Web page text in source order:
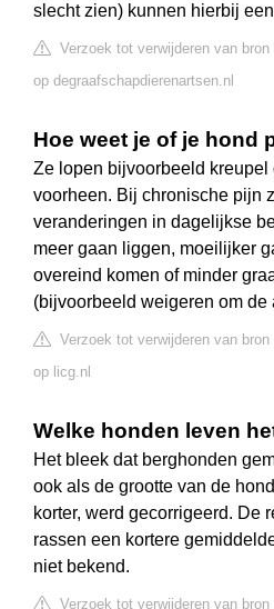
slecht zien) kunnen hierbij
Verzoek tot verwijderen van bron
op degraafschapdierenartsen.nl
Hoe weet je of je hond
Ze lopen bijvoorbeeld kreupel
voorheen. Bij chronische pijn
veranderingen in dagelijkse
meer gaan liggen, moeilijker
overeind komen of minder
(bijvoorbeeld weigeren om de
Verzoek tot verwijderen van bron
op licg.nl
Welke honden leven
Het bleek dat berghonden
ook als de grootte van de
korter, werd gecorrigeerd. De
rassen een kortere
niet bekend.
Verzoek tot verwijderen van bron